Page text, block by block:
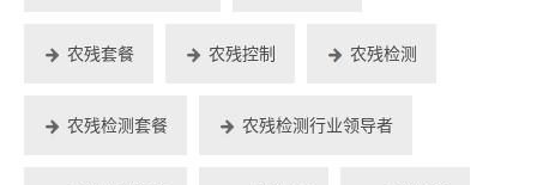
农残套餐 农残控制 农残检测
农残检测套餐 农残检测行业领导者